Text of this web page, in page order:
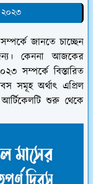
২০২৩
জানতে চাচ্ছেন
কেননা আজকের
সম্পর্কে বিস্তারিত
সমূহ অর্থাৎ এপ্রিল
শুরু থেকে